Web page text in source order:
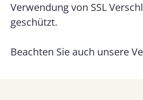
Verwendung von SSL
geschützt.
Beachten Sie auch unsere